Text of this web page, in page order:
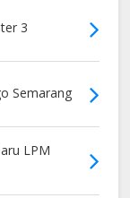
3
Semarang
LPM